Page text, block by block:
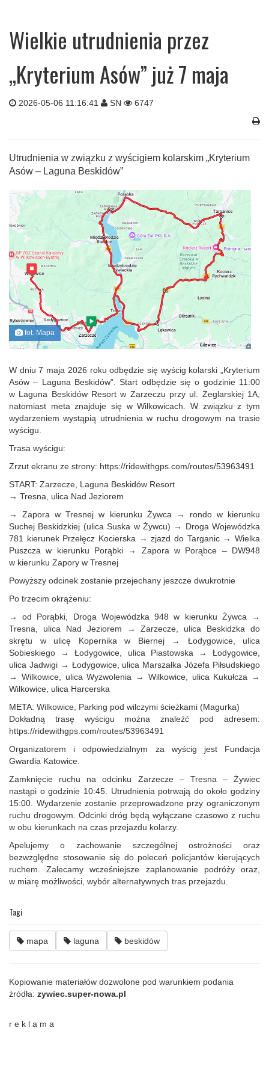
Wielkie utrudnienia przez
„Kryterium Asów” już 7 maja
2026-05-06 11:16:41 SN 6747
Utrudnienia w związku z wyścigiem kolarskim „Kryterium
Asów – Laguna Beskidów”
fot. Mapa
W dniu 7 maja 2026 roku odbędzie się wyścig kolarski „Kryterium
Asów – Laguna Beskidów”. Start odbędzie się o godzinie 11:00
w Laguna Beskidów Resort w Zarzeczu przy ul. Żeglarskiej 1A,
natomiast meta znajduje się w Wilkowicach. W związku z tym
wydarzeniem wystąpią utrudnienia w ruchu drogowym na trasie
wyścigu.
Trasa wyścigu:
Zrzut ekranu ze strony: https://ridewithgps.com/routes/53963491
START: Zarzecze, Laguna Beskidów Resort
→ Tresna, ulica Nad Jeziorem
→ Zapora w Tresnej w kierunku Żywca → rondo w kierunku
Suchej Beskidzkiej (ulica Suska w Żywcu) → Droga Wojewódzka
781 kierunek Przełęcz Kocierska → zjazd do Targanic → Wielka
Puszcza w kierunku Porąbki → Zapora w Porąbce – DW948
w kierunku Zapory w Tresnej
Powyższy odcinek zostanie przejechany jeszcze dwukrotnie
Po trzecim okrążeniu:
→ od Porąbki, Droga Wojewódzka 948 w kierunku Żywca →
Tresna, ulica Nad Jeziorem → Zarzecze, ulica Beskidzka do
skrętu w ulicę Kopernika w Biernej → Łodygowice, ulica
Sobieskiego → Łodygowice, ulica Piastowska → Łodygowice,
ulica Jadwigi → Łodygowice, ulica Marszałka Józefa Piłsudskiego
→ Wilkowice, ulica Wyzwolenia → Wilkowice, ulica Kukułcza →
Wilkowice, ulica Harcerska
META: Wilkowice, Parking pod wilczymi ścieżkami (Magurka)
Dokładną trasę wyścigu można znaleźć pod adresem:
https://ridewithgps.com/routes/53963491
Organizatorem i odpowiedzialnym za wyścig jest Fundacja
Gwardia Katowice.
Zamknięcie ruchu na odcinku Zarzecze – Tresna – Żywiec
nastąpi o godzinie 10:45. Utrudnienia potrwają do około godziny
15:00. Wydarzenie zostanie przeprowadzone przy ograniczonym
ruchu drogowym. Odcinki dróg będą wyłączane czasowo z ruchu
w obu kierunkach na czas przejazdu kolarzy.
Apelujemy o zachowanie szczególnej ostrożności oraz
bezwzględne stosowanie się do poleceń policjantów kierujących
ruchem. Zalecamy wcześniejsze zaplanowanie podróży oraz,
w miarę możliwości, wybór alternatywnych tras przejazdu.
Tagi
mapa laguna beskidów
Kopiowanie materiałów dozwolone pod warunkiem podania
źródła: zywiec.super-nowa.pl
r e k l a m a